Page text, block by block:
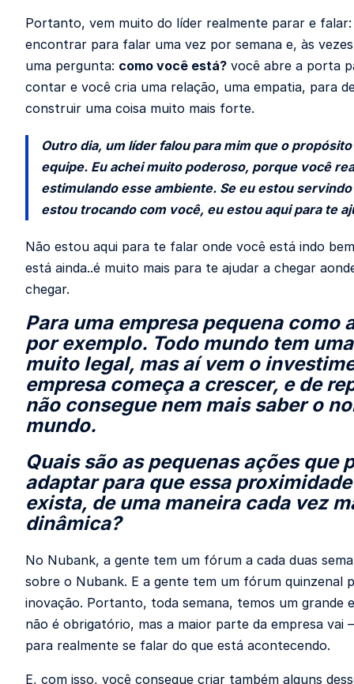
Portanto, vem muito do líder realmente parar e falar:
encontrar para falar uma vez por semana e, às
uma pergunta: como você está? você abre a porta
contar e você cria uma relação, uma empatia, para
construir uma coisa muito mais forte.
Outro dia, um líder falou para mim que o
equipe. Eu achei muito poderoso, porque você
estimulando esse ambiente. Se eu estou
estou trocando com você, eu estou aqui para te
Não estou aqui para te falar onde você está indo
está ainda..é muito mais para te ajudar a chegar
chegar.
Para uma empresa pequena como
por exemplo. Todo mundo tem
muito legal, mas aí vem o
empresa começa a crescer, e de
não consegue nem mais saber o
mundo.
Quais são as pequenas ações que
adaptar para que essa
exista, de uma maneira cada vez
dinâmica?
No Nubank, a gente tem um fórum a cada duas
sobre o Nubank. E a gente tem um fórum quinzenal
inovação. Portanto, toda semana, temos um
não é obrigatório, mas a maior parte da empresa vai
para realmente se falar do que está acontecendo.
E, com isso, você consegue criar também alguns